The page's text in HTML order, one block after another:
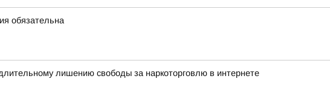
обязательна
лишению свободы за наркоторговлю в интернете